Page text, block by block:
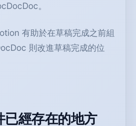
。
有助於在草稿完成之前組
則改進草稿完成的位
已經存在的地方